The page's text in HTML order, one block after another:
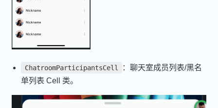
ChatroomParticipantsCell
：聊天室成员列表/黑名
单列表 Cell 类。